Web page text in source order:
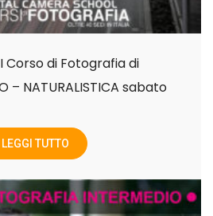
Corso di Fotografia di
– NATURALISTICA sabato
LEGGI TUTTO